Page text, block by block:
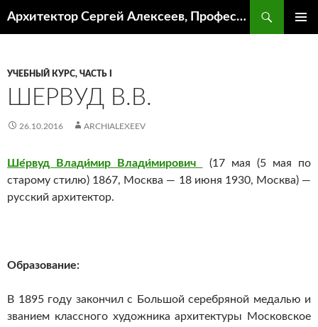
Архитектор Сергей Алексеев, Профессор кафедры ИА и АР ААИ ЮФУ
УЧЕБНЫЙ КУРС, ЧАСТЬ I
ШЕРВУД В.В.
26.10.2016 ARCHIALEXEEV
Ше́рвуд Влади́мир Влади́мирович
(17 мая (5 мая по
старому стилю) 1867, Москва — 18 июня 1930, Москва) —
русский архитектор.
Образование:
В 1895 году закончил с Большой серебряной медалью и
званием классного художника архитектуры Московское